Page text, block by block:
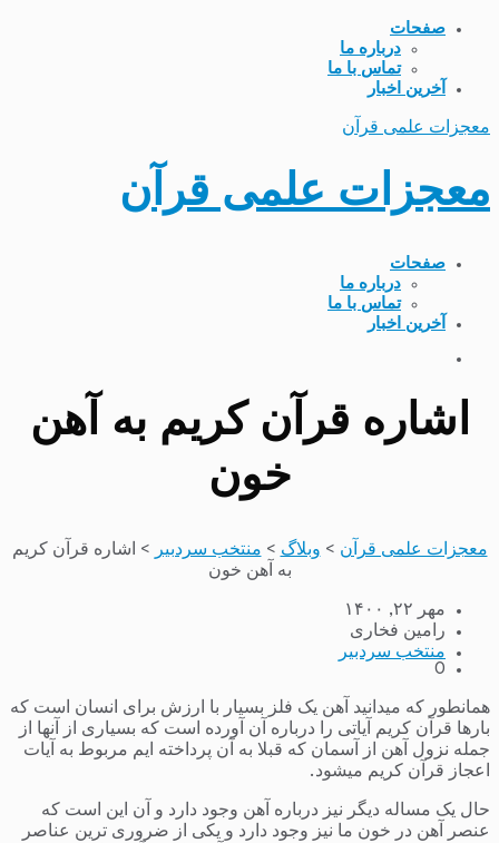
صفحات
درباره ما
تماس با ما
آخرین اخبار
معجزات علمی قرآن
معجزات علمی قرآن
صفحات
درباره ما
تماس با ما
آخرین اخبار
اشاره قرآن کریم به آهن
خون
معجزات علمی قرآن > وبلاگ > منتخب سردبیر > اشاره قرآن کریم
به آهن خون
مهر ۲۲, ۱۴۰۰
رامین فخاری
منتخب سردبیر
0
همانطور که میدانید آهن یک فلز بسیار با ارزش برای انسان است که
بارها قرآن کریم آیاتی را درباره آن آورده است که بسیاری از آنها از
جمله نزول آهن از آسمان که قبلا به آن پرداخته ایم مربوط به آیات
اعجاز قرآن کریم میشود.
حال یک مساله دیگر نیز درباره آهن وجود دارد و آن این است که
عنصر آهن در خون ما نیز وجود دارد و یکی از ضروری ترین عناصر